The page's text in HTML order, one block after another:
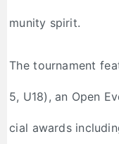
munity spirit.
The tournament
5, U18), an Open
cial awards